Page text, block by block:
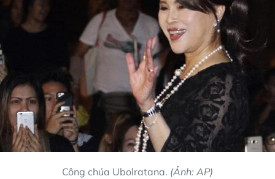
Công chúa Ubolratana. (Ảnh: AP)